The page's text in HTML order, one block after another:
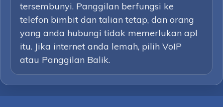
tersembunyi. Panggilan berfungsi ke
telefon bimbit dan talian tetap, dan orang
yang anda hubungi tidak memerlukan apl
itu. Jika internet anda lemah, pilih VoIP
atau Panggilan Balik.